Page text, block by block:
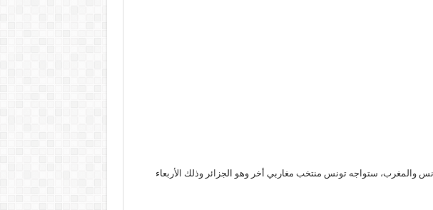
مغاربي جمع تونس والمغرب، ستواجه تونس منتخب مغاربي أخر وهو الجزائر وذلك الأربعاء